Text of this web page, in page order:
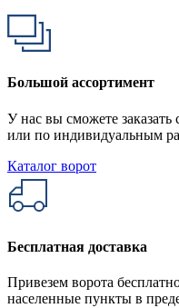
Большой ассортимент
У нас вы сможете заказать
или по индивидуальным
Каталог ворот
Бесплатная доставка
Привезем ворота
населенные пункты в